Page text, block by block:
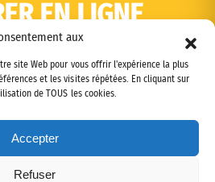
aux
site Web pour vous offrir l'expérience la plus
et les visites répétées. En cliquant sur
de TOUS les cookies.
Accepter
Refuser
EN LIGNE
Alliance des mobilités
de confidentialité Contact